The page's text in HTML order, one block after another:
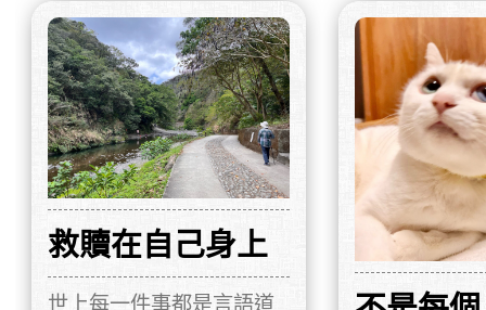
救贖在自己身上
世上每一件事都是言語道